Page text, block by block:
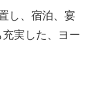
し、宿泊、宴
実した、ヨー